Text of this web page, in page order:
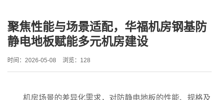
聚焦性能与场景适配，华福机房钢基防
静电地板赋能多元机房建设
时间：2026-05-08 浏览：128
机房场景的差异化需求，对防静电地板的性能、规格及